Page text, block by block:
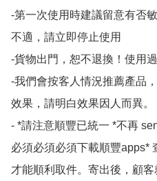
-第一次使用時建議留意有否
不適，請立即停止使用
-貨物出門，恕不退換！使用
-我們會按客人情況推薦產品
效果，請明白效果因人而異。
- *請注意順豐已統一 *不再
必須必須必須下載順豐apps*
才能順利取件。寄出後，顧